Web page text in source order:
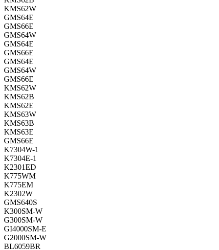
KMS62W
GMS64E
GMS66E
GMS64W
GMS64E
GMS66E
GMS64E
GMS64W
GMS66E
KMS62W
KMS62B
KMS62E
KMS63W
KMS63B
KMS63E
GMS66E
K7304W-1
K7304E-1
K2301ED
K775WM
K775EM
K2302W
GMS640S
K300SM-W
G300SM-W
GI4000SM-E
G2000SM-W
BL6059BR